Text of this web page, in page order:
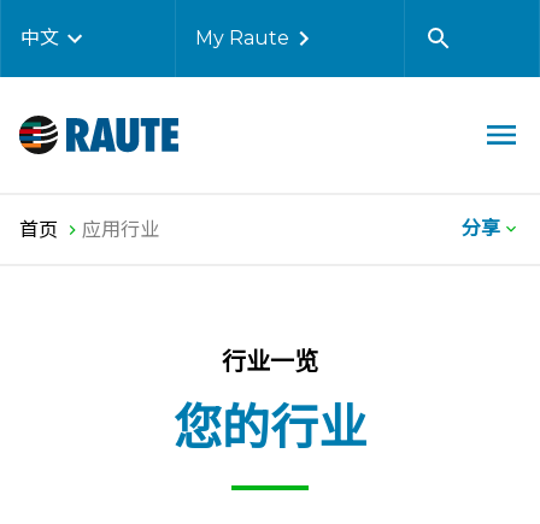
中文 My Raute
首页 应用行业 分享
行业一览
您的行业